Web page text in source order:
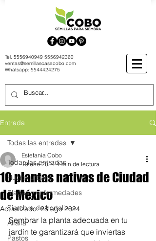
Tel. 5556940949 5556942360
ventas@semillascasacobo.com
Whatsapp: 5544424275
Entrada
Todas las entradas
Huerto urbano
Plagas y enfermedades
Siembra de hortalizas
Alfalfa
Pastos
Todas las entradas
10 plantas nativas de Ciudad
de México
Estefania Cobo
19 ene 2024 4 min de lectura
Actualizado:28 ago 2024
Sembrar la planta adecuada en tu
jardín te garantizará que inviertas